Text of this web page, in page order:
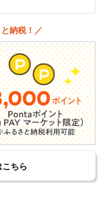
納税！／
こちら